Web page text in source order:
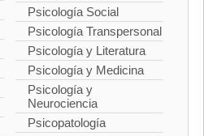
Psicología Social
Psicología Transpersonal
Psicología y Literatura
Psicología y Medicina
Psicología y
Neurociencia
Psicopatología